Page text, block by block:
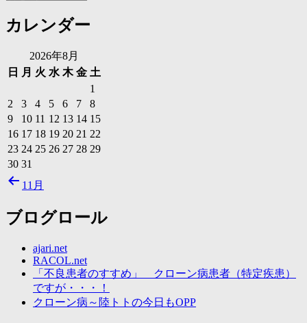
カ
イ
カレンダー
2026年8月
日 月 火 水 木 金 土
1
2
3 4 5 6 7
8
9
10 11 12 13 14 15
16 17 18 19 20 21 22
23 24 25 26 27 28 29
30 31
11月
ブログロール
ajari.net
RACOL.net
「不良患者のすすめ」 クローン病患者（特定疾患）
ですが・・・！
クローン病～陸トトの今日もOPP